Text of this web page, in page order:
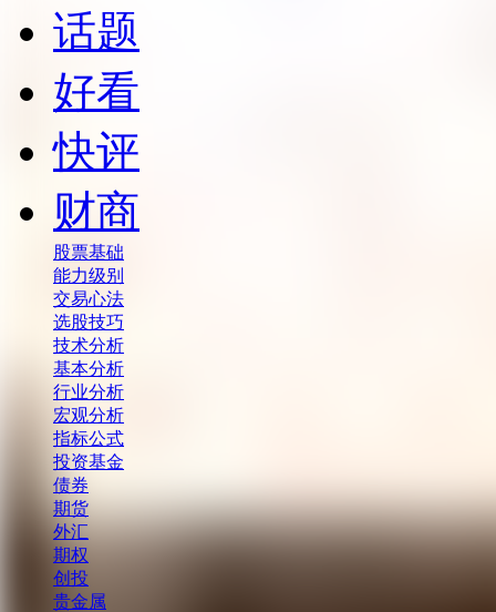
话题
好看
快评
财商
股票基础
能力级别
交易心法
选股技巧
技术分析
基本分析
行业分析
宏观分析
指标公式
投资基金
债券
期货
外汇
期权
创投
贵金属